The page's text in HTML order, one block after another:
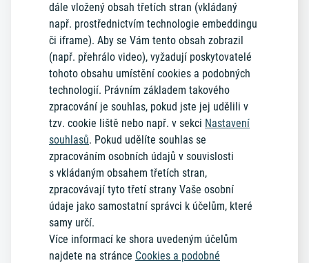
dále vložený obsah třetích stran (vkládaný
např. prostřednictvím technologie embeddingu
či iframe). Aby se Vám tento obsah zobrazil
(např. přehrálo video), vyžadují poskytovatelé
tohoto obsahu umístění cookies a podobných
technologií. Právním základem takového
zpracování je souhlas, pokud jste jej udělili v
tzv. cookie liště nebo např. v sekci Nastavení
souhlasů. Pokud udělíte souhlas se
zpracováním osobních údajů v souvislosti
s vkládaným obsahem třetích stran,
zpracovávají tyto třetí strany Vaše osobní
údaje jako samostatní správci k účelům, které
samy určí.
Více informací ke shora uvedeným účelům
najdete na stránce Cookies a podobné